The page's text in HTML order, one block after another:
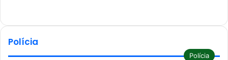
Polícia
Polícia